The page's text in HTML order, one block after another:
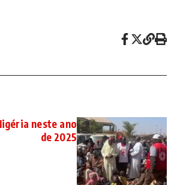
neste ano
de 2025